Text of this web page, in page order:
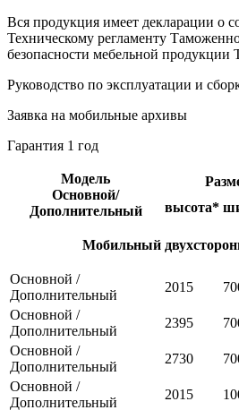
Вся продукция имеет декларации о
Техническому регламенту
безопасности мебельной продукции
Руководство по эксплуатации и
Заявка на мобильные архивы
Гарантия 1 год
Модель
Основной/
Дополнительный
высота*
Мобильный
Основной /
Дополнительный
2015
Основной /
Дополнительный
2395
Основной /
Дополнительный
2730
Основной /
Дополнительный
2015